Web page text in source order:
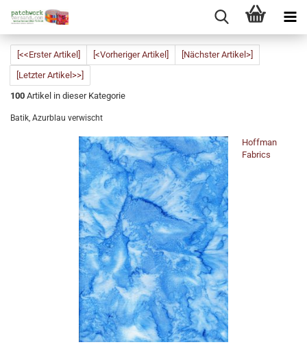
[<<Erster Artikel] [<Vorheriger Artikel]
[Nächster Artikel>]
[Letzter Artikel>>]
100 Artikel in dieser Kategorie
Batik, Azurblau verwischt
Hoffman
Fabrics